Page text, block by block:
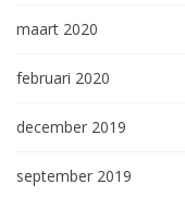
maart 2020
februari 2020
december 2019
september 2019